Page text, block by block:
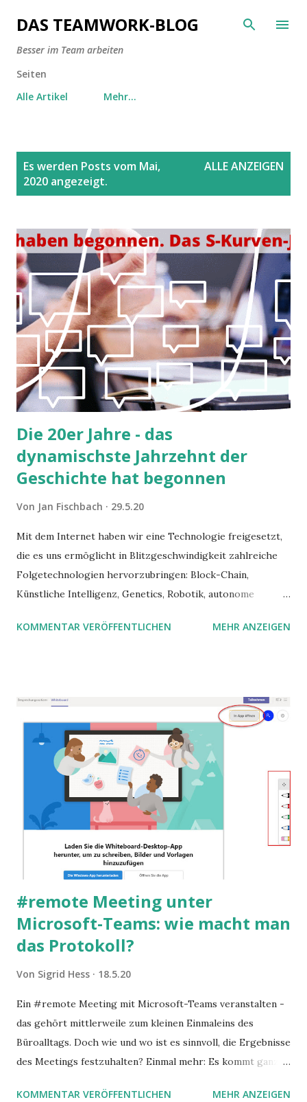
Direkt zum Hauptbereich
DAS TEAMWORK-BLOG
Besser im Team arbeiten
Seiten
Alle Artikel
Mehr…
Es werden Posts vom Mai,
2020 angezeigt.
ALLE ANZEIGEN
Die 20er Jahre - das
dynamischste Jahrzehnt der
Geschichte hat begonnen
Von Jan Fischbach 29.5.20
Mit dem Internet haben wir eine Technologie freigesetzt,
die es uns ermöglicht in Blitzgeschwindigkeit zahlreiche
Folgetechnologien hervorzubringen: Block-Chain,
Künstliche Intelligenz, Genetics, Robotik, autonome
Technologien gab es vorher auch schon. Aber jetzt hat
KOMMENTAR VERÖFFENTLICHEN MEHR ANZEIGEN
#remote Meeting unter
Microsoft-Teams: wie macht man
das Protokoll?
Von Sigrid Hess 18.5.20
Ein #remote Meeting mit Microsoft-Teams veranstalten -
das gehört mittlerweile zum kleinen Einmaleins des
Büroalltags. Doch wie und wo ist es sinnvoll, die Ergebnisse
des Meetings festzuhalten? Einmal mehr: Es kommt ganz
KOMMENTAR VERÖFFENTLICHEN MEHR ANZEIGEN